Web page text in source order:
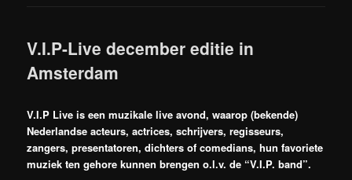
V.I.P-Live december editie in
Amsterdam
V.I.P Live is een muzikale live avond, waarop (bekende)
Nederlandse acteurs, actrices, schrijvers, regisseurs,
zangers, presentatoren, dichters of comedians, hun favoriete
muziek ten gehore kunnen brengen o.l.v. de “V.I.P. band”.